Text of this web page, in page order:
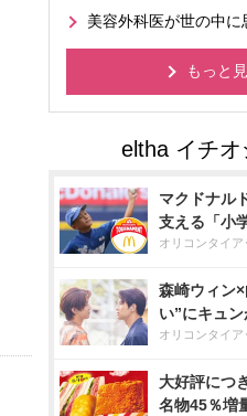
美容外科医が世の中に
もっと
マクドナル
支える「小
オリコンタイア
森崎ウィン
い”にキュン
オリコンタイア
大好評につ
名物45％増